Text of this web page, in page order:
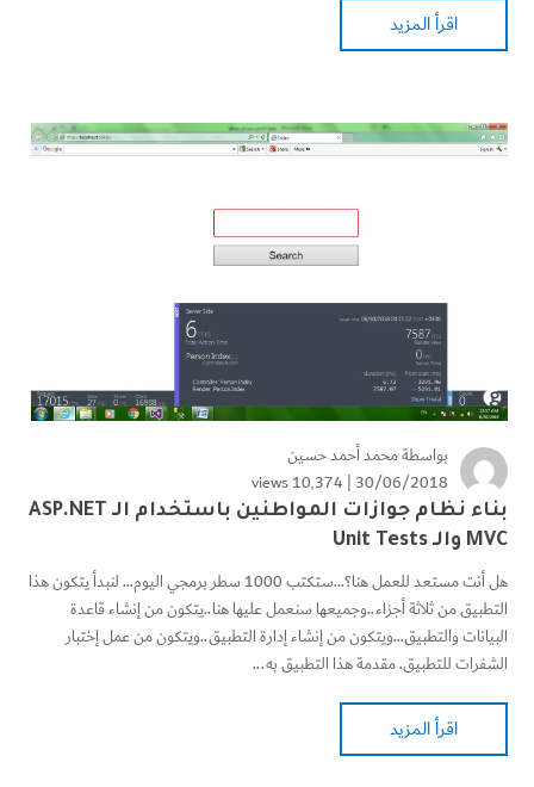
اقرأ المزيد
بواسطةمحمد أحمد حسين
30/06/2018 | 10٬374 views
بناء نظام جوازات المواطنين باستخدام الـ ASP.NET
MVC والـ Unit Tests
هل أنت مستعد للعمل هنا؟…ستكتب 1000 سطر برمجي اليوم… لنبدأ يتكون هذا
التطبيق من ثلاثة أجزاء..وجميعها سنعمل عليها هنا..يتكون من إنشاء قاعدة
البيانات والتطبيق…ويتكون من إنشاء إدارة التطبيق..ويتكون من عمل إختبار
الشفرات للتطبيق. مقدمة هذا التطبيق به...
اقرأ المزيد